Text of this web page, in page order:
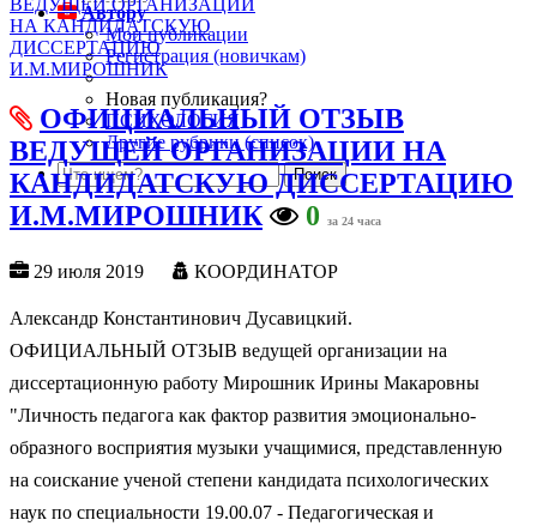
Автору
Мои публикации
Регистрация (новичкам)
Новая публикация?
ПСИХОЛОГИЯ
Другие рубрики (список)
ОФИЦИАЛЬНЫЙ ОТЗЫВ
ВЕДУЩЕЙ ОРГАНИЗАЦИИ НА
КАНДИДАТСКУЮ ДИССЕРТАЦИЮ
И.М.МИРОШНИК
0 за 24 часа
29 июля 2019 КООРДИНАТОР
Александр Константинович Дусавицкий.
ОФИЦИАЛЬНЫЙ ОТЗЫВ ведущей организации на
диссертационную работу Мирошник Ирины Макаровны
"Личность педагога как фактор развития эмоционально-
образного восприятия музыки учащимися, представленную
на соискание ученой степени кандидата психологических
наук по специальности 19.00.07 - Педагогическая и